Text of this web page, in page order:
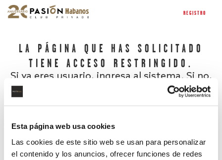
Esta página web usa cookies
Las cookies de este sitio web se usan para personalizar
el contenido y los anuncios, ofrecer funciones de redes
REGISTRO
LA PÁGINA QUE HAS SOLICITADO
TIENE ACCESO RESTRINGIDO.
Si ya eres usuario, ingresa al sistema. Si no,